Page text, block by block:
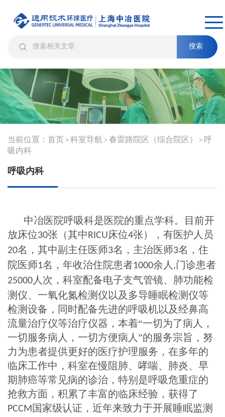
搜索
当前位置： 首页 > 科室导航 > 春雷路院区（综合院区） > 呼
吸内科
呼吸内科
中冶医院呼吸科是医院的重点学科。目前开
放床位30张（其中RICU床位4张），有医护人员
20名，其中副主任医师3名，主治医师3名，住
院医师1名，年收治住院患者1000余人 ,门诊患者
25000 人次，科室配备电子支气管镜、肺功能检
测仪、一氧化氮检测仪以及多导睡眠检测仪等
检测设备，同时配备先进的呼吸机以及经鼻高
流量治疗仪等治疗仪器，本着“一切为了病人，
一切服务病人，一切方便病人”的服务宗旨，努
力为患者提供更好的医疗护理服务，在多年的
临床工作中，科室在慢阻肺、哮喘、肺炎、早
期肺癌等常见病的诊治，特别是呼吸危重症的
抢救方面，积累了丰富的临床经验，获得了
PCCM 国家级认证，近年来致力于开展睡眠监测